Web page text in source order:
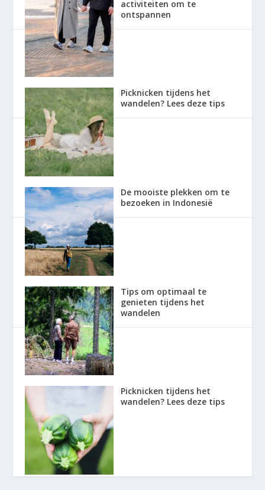
activiteiten om te
ontspannen
Picknicken tijdens het
wandelen? Lees deze tips
De mooiste plekken om te
bezoeken in Indonesië
Tips om optimaal te
genieten tijdens het
wandelen
Picknicken tijdens het
wandelen? Lees deze tips